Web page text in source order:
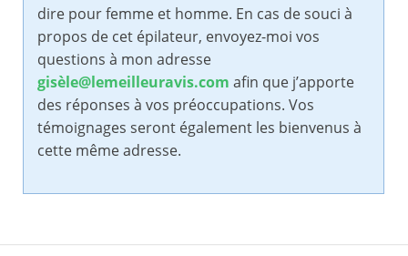
dire pour femme et homme. En cas de souci à
propos de cet épilateur, envoyez-moi vos
questions à mon adresse
gisèle@lemeilleuravis.com afin que j’apporte
des réponses à vos préoccupations. Vos
témoignages seront également les bienvenus à
cette même adresse.